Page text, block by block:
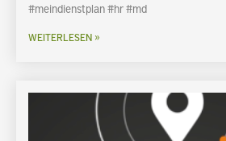
#meindienstplan #hr #md
WEITERLESEN »